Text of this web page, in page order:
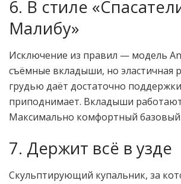
6. В стиле
Малибу»
Исключение из правил — модель
съёмные вкладыши, но эластичная
грудью даёт достаточно
приподнимает. Вкладыши
Максимально комфортный базовый
7. Держит всё в узде
Скульптирующий купальник, за